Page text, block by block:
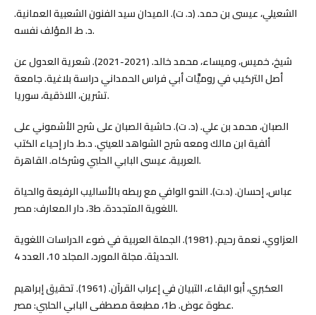
الشعيلي، عيسى بن حمد. (د. ت). الميدان سيد الفنون الشعبية العمانية.
د. ط، المؤلف نفسه.
شيخ، خميس، وميساء، محمد خالد. (2021-2021). شعرية العدول عن
أصل التركيب في روميَّات أبي فراس الحمداني دراسة بلاغية. جامعة
تشرين، اللاذقية، سوريا.
الصبان، محمد بن علي. (د. ت). حاشية الصبان على شرح الأشموني على
ألفية ابن مالك ومعه شرح الشواهد للعيني. د.ط. دار إحياء الكتب
العربية، عيسى البابي الحلبي وشركاه. القاهرة.
عباس، إحسان. (د.ت). النحو الوافي مع ربطه بالأساليب الرفيعة والحياة
اللغوية المتجددة. ط3، دار المعارف: مصر.
العزاوي، نعمة رحيم. (1981). الجملة العربية في ضوء الدراسات اللغوية
الحديثة. مجلة المورد، المجلد 10، العدد 4.
العكبري، أبو البقاء، التبيان في إعراب القرآن. (1961). تحقيق إبراهيم
عطوة عوض. ط1، مطبعة مصطفى البابي الحلبي: مصر.